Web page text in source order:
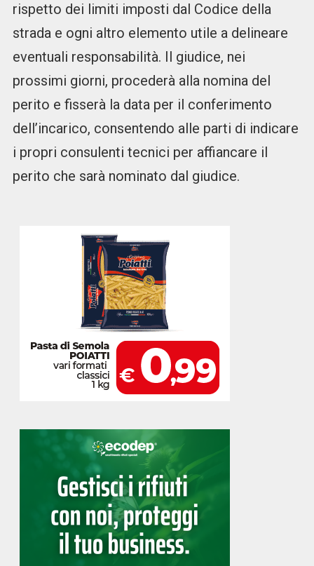
rispetto dei limiti imposti dal Codice della
strada e ogni altro elemento utile a delineare
eventuali responsabilità. Il giudice, nei
prossimi giorni, procederà alla nomina del
perito e fisserà la data per il conferimento
dell’incarico, consentendo alle parti di indicare
i propri consulenti tecnici per affiancare il
perito che sarà nominato dal giudice.